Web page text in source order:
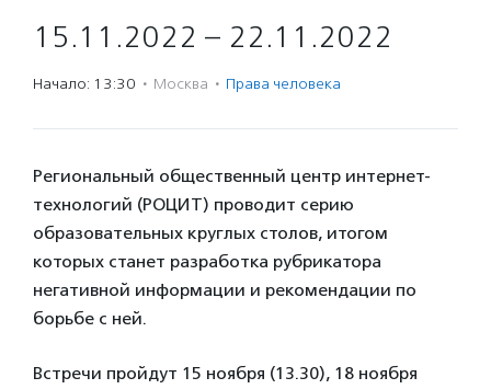
15.11.2022 – 22.11.2022
Начало: 13:30 · Москва · Права человека
Региональный общественный центр интернет-
технологий (РОЦИТ) проводит серию
образовательных круглых столов, итогом
которых станет разработка рубрикатора
негативной информации и рекомендации по
борьбе с ней.
Встречи пройдут 15 ноября (13.30), 18 ноября